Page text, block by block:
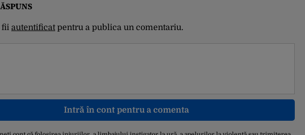
fii autentificatpentru a publica un comentariu.
Intră în cont pentru a comenta